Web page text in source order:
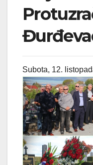
Subota, 12.